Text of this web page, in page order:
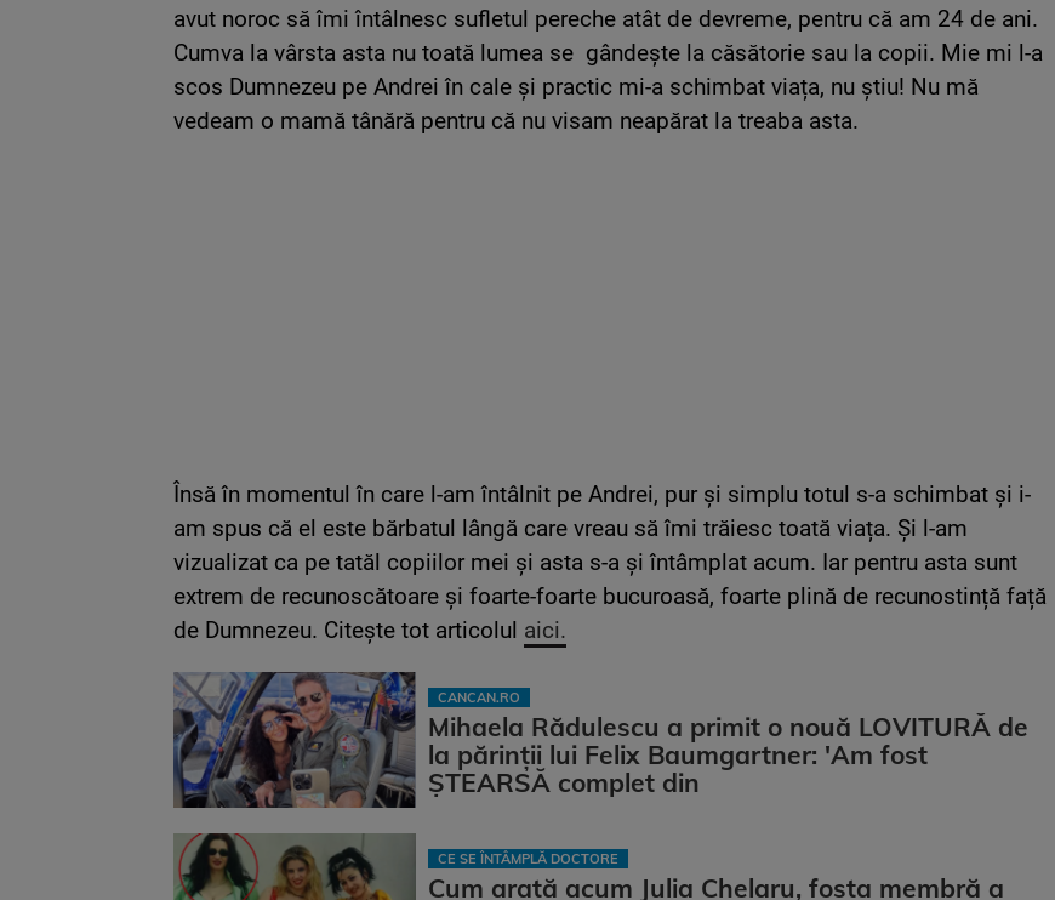
avut noroc să îmi întâlnesc sufletul pereche atât de devreme, pentru că am 24 de ani.
Cumva la vârsta asta nu toată lumea se gândește la căsătorie sau la copii. Mie mi l-a
scos Dumnezeu pe Andrei în cale și practic mi-a schimbat viața, nu știu! Nu mă
vedeam o mamă tânără pentru că nu visam neapărat la treaba asta.
Însă în momentul în care l-am întâlnit pe Andrei, pur și simplu totul s-a schimbat și i-
am spus că el este bărbatul lângă care vreau să îmi trăiesc toată viața. Și l-am
vizualizat ca pe tatăl copiilor mei și asta s-a și întâmplat acum. Iar pentru asta sunt
extrem de recunoscătoare și foarte-foarte bucuroasă, foarte plină de recunostință față
de Dumnezeu. Citește tot articolul aici.
CANCAN.RO
Mihaela Rădulescu a primit o nouă LOVITURĂ de
la părinții lui Felix Baumgartner: 'Am fost
ȘTEARSĂ complet din
CE SE ÎNTÂMPLĂ DOCTORE
Cum arată acum Julia Chelaru, fosta membră a